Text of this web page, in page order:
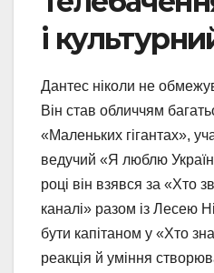
і
Дантес ніколи не
Він став обличчям
«Маленьких гігантах»,
ведучий «Я люблю
році він взявся за «Хто
каналі» разом із Лесею
бути капітаном у «Хто
реакція й уміння